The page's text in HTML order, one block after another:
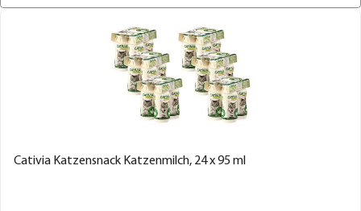
Cativia Katzensnack Katzenmilch, 24 x 95 ml